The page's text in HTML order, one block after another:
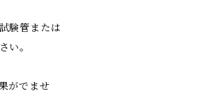
験管または
い。
がでませ